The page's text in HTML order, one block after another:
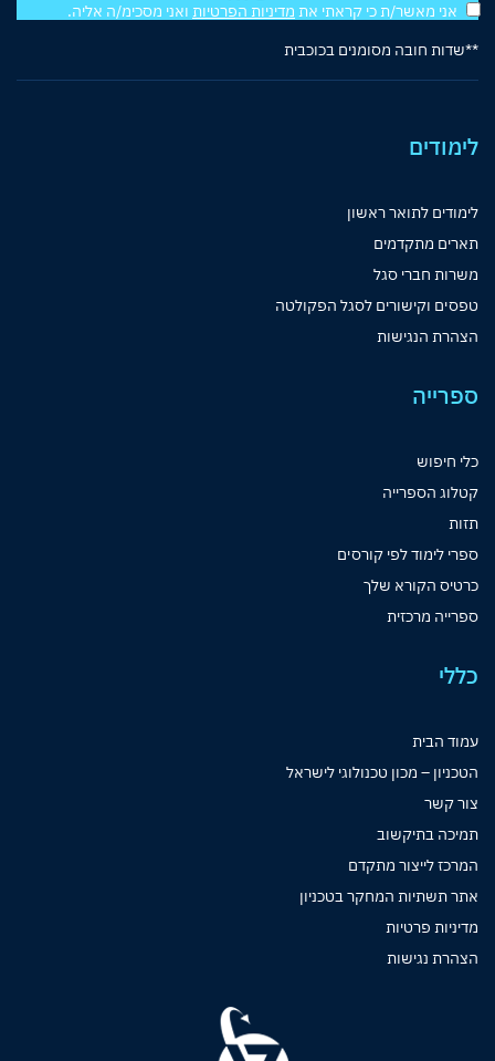
אני מאשר/ת כי קראתי את מדיניות הפרטיות
ואני מסכימ/ה אליה.
**שדות חובה מסומנים בכוכבית
לימודים
לימודים לתואר ראשון
תארים מתקדמים
משרות חברי סגל
טפסים וקישורים לסגל הפקולטה
הצהרת הנגישות
ספרייה
כלי חיפוש
קטלוג הספרייה
תזות
ספרי לימוד לפי קורסים
כרטיס הקורא שלך
ספרייה מרכזית
כללי
עמוד הבית
הטכניון – מכון טכנולוגי לישראל
צור קשר
תמיכה בתיקשוב
המרכז לייצור מתקדם
אתר תשתיות המחקר בטכניון
מדיניות פרטיות
הצהרת נגישות